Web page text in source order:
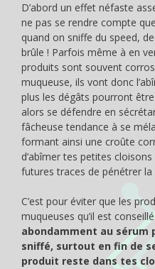
D’abord un effet néfaste
ne pas se rendre compte
quand on sniffe du speed,
brûle ! Parfois même à en
produits sont souvent
muqueuse, ils vont donc
plus les dégâts pourront
alors se défendre en
fâcheuse tendance à se
formant ainsi une croûte
d’abîmer tes petites
futures traces de pénétrer
C’est pour éviter que les
muqueuses qu’il est
abondamment au sérum
sniffé, surtout en fin de
produit reste dans tes